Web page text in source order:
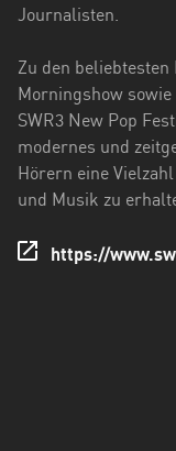
Anhalt
Schleswig-
Thüringen
Journalisten.
Zu den beliebtesten
Morningshow sowie
SWR3 New Pop
modernes und
Hörern eine
und Musik zu
https://